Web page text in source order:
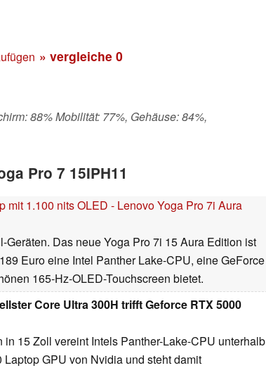
» vergleiche 0
88% Mobilität: 77%, Gehäuse: 84%,
Pro 7 15IPH11
1.100 nits OLED - Lenovo Yoga Pro 7i Aura
Das neue Yoga Pro 7i 15 Aura Edition ist
Euro eine Intel Panther Lake-CPU, eine GeForce
165-Hz-OLED-Touchscreen bietet.
Core Ultra 300H trifft Geforce RTX 5000
15 Zoll vereint Intels Panther-Lake-CPU unterhalb
GPU von Nvidia und steht damit